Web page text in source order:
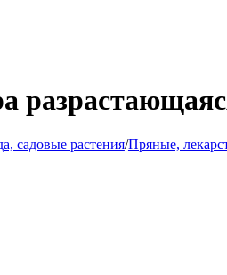
садовые растения/Пряные,